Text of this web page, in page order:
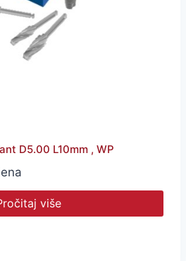
D5.00 L10mm , WP
više